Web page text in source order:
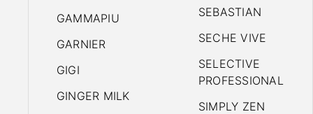
GAMMAPIU
GARNIER
GIGI
GINGER MILK
SEBASTIAN
SECHE VIVE
SELECTIVE
PROFESSIONAL
SIMPLY ZEN